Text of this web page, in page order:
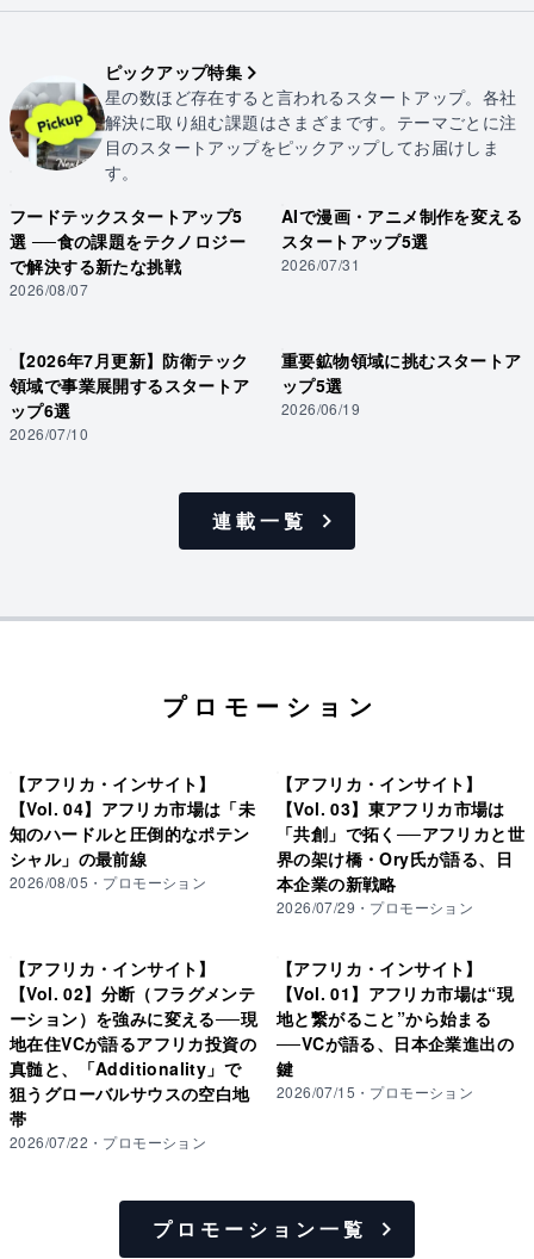
ピックアップ特集
星の数ほど存在すると言われるスタートアップ。各社
解決に取り組む課題はさまざまです。テーマごとに注
目のスタートアップをピックアップしてお届けしま
す。
フードテックスタートアップ5
選 ──食の課題をテクノロジー
で解決する新たな挑戦
2026/08/07
AIで漫画・アニメ制作を変える
スタートアップ5選
2026/07/31
【2026年7月更新】防衛テック
領域で事業展開するスタートア
ップ6選
2026/07/10
重要鉱物領域に挑むスタートア
ップ5選
2026/06/19
連載一覧
プロモーション
【アフリカ・インサイト】
【Vol. 04】アフリカ市場は「未
知のハードルと圧倒的なポテン
シャル」の最前線
2026/08/05 ・ プロモーション
【アフリカ・インサイト】
【Vol. 03】東アフリカ市場は
「共創」で拓く──アフリカと世
界の架け橋・Ory氏が語る、日
本企業の新戦略
2026/07/29 ・ プロモーション
【アフリカ・インサイト】
【Vol. 02】分断（フラグメンテ
ーション）を強みに変える──現
地在住VCが語るアフリカ投資の
真髄と、「Additionality」で
狙うグローバルサウスの空白地
帯
2026/07/22 ・ プロモーション
【アフリカ・インサイト】
【Vol. 01】アフリカ市場は“現
地と繋がること”から始まる
──VCが語る、日本企業進出の
鍵
2026/07/15 ・ プロモーション
プロモーション一覧